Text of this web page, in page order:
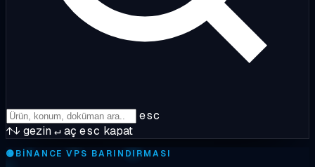
esc
↑↓ gezin↵aç esc kapat
🟡BINANCE VPS BARINDIRMASI